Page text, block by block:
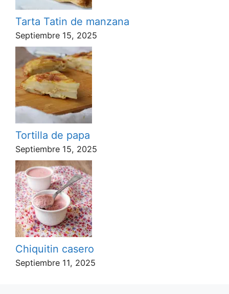
Tarta Tatin de manzana
Septiembre 15, 2025
Tortilla de papa
Septiembre 15, 2025
Chiquitin casero
Septiembre 11, 2025